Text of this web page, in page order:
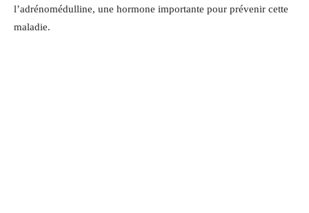
l’adrénomédulline, une hormone importante pour prévenir cette
maladie.